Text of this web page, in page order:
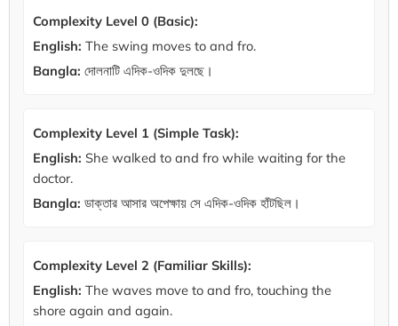
Complexity Level 0 (Basic):
English: The swing moves to and fro.
Bangla: দোলনাটি এদিক-ওদিক দুলছে।
Complexity Level 1 (Simple Task):
English: She walked to and fro while waiting for the
doctor.
Bangla: ডাক্তার আসার অপেক্ষায় সে এদিক-ওদিক হাঁটছিল।
Complexity Level 2 (Familiar Skills):
English: The waves move to and fro, touching the
shore again and again.